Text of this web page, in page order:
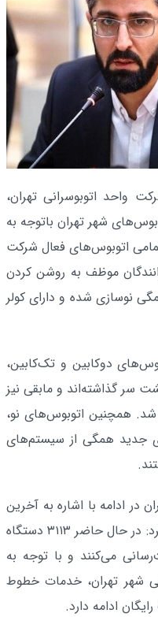
واحد اتوبوسرانی تهران،
شهر تهران باتوجه به
اتوبوس‌های فعال شرکت
موظف به روشن کردن
نوسازی شده و دارای کولر
از ۵۰ درصد اتوبوس‌های دوکابین و تک‌کابین،
سر گذاشته‌اند و مابقی نیز
همچنین اتوبوس‌های نو،
و دوکابین‌های ۱۸ متری جدید همگی از سیستم‌های
در ادامه با اشاره به آخرین
وضعیت ناوگان اتوبوسرانی، تصریح کرد: در حال حاضر ۳۱۱۳ دستگاه
می‌کنند و با توجه به
شهر تهران، خدمات خطوط